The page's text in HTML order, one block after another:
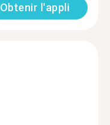
Obtenir l'appli